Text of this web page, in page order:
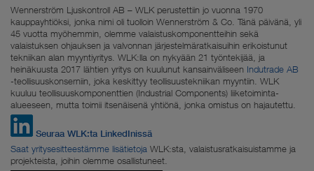
Stockholm Showroom
Wennerström Ljuskontroll AB – WLK perustettiin jo vuonna 1970
kauppayhtiöksi, jonka nimi oli tuolloin Wennerström & Co. Tänä päivänä, yli
45 vuotta myöhemmin, olemme valaistuskomponentteihin sekä
valaistuksen ohjauksen ja valvonnan järjestelmäratkaisuihin erikoistunut
tekniikan alan myyntiyritys. WLK:lla on nykyään 21 työntekijää, ja
heinäkuusta 2017 lähtien yritys on kuulunut kansainväliseen Indutrade AB
-teollisuuskonserniin, joka keskittyy teollisuustekniikan myyntiin. WLK
kuuluu teollisuuskomponenttien (Industrial Components) liiketoiminta-
alueeseen, mutta toimii itsenäisenä yhtiönä, jonka omistus on hajautettu.
Seuraa WLK:ta LinkedInissä
Saat yritysesitteestämme lisätietoja WLK:sta, valaistusratkaisuistamme ja
projekteista, joihin olemme osallistuneet.